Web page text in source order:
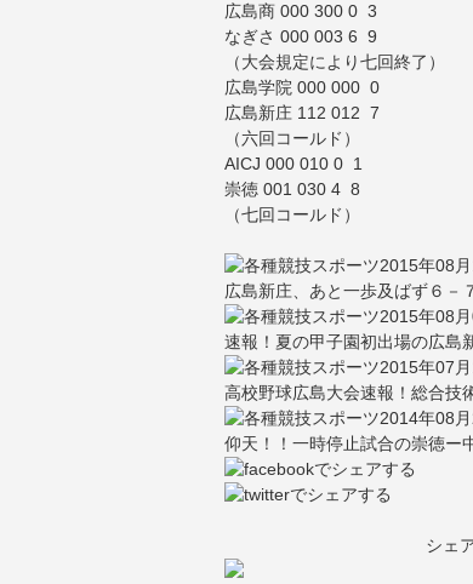
広島商 000 300 0 3
なぎさ 000 003 6 9
（大会規定により七回終了）
広島学院 000 000 0
広島新庄 112 012 7
（六回コールド）
AICJ 000 010 0 1
崇徳 001 030 4 8
（七回コールド）
2015年08
広島新庄、あと一歩及ばず６－
2015年08
速報！夏の甲子園初出場の広島
2015年07
高校野球広島大会速報！総合技
2014年08
仰天！！一時停止試合の崇徳ー
シェ